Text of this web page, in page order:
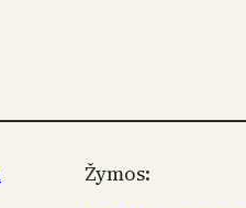
Žymos: